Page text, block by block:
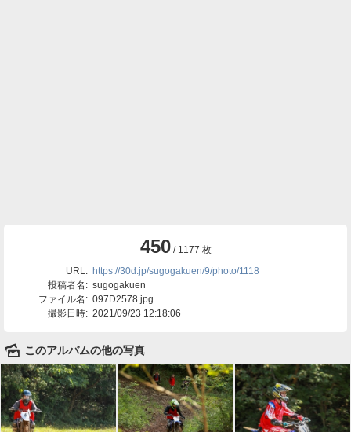
450 / 1177 枚
URL: https://30d.jp/sugogakuen/9/photo/1118
投稿者名: sugogakuen
ファイル名: 097D2578.jpg
撮影日時: 2021/09/23 12:18:06
🌄 このアルバムの他の写真